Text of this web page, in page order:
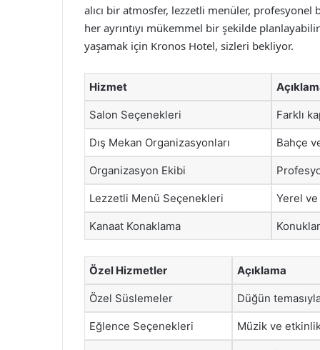
alıcı bir atmosfer, lezzetli menüler,
her ayrıntıyı mükemmel bir şekilde
yaşamak için Kronos Hotel, sizleri bekliyor.
Hizmet
Salon Seçenekleri Farklı
Dış Mekan Organizasyonları Bahçe
Organizasyon Ekibi
Lezzetli Menü Seçenekleri Yerel
Kanaat Konaklama
Özel Hizmetler Açıklama
Özel Süslemeler Düğün
Eğlence Seçenekleri Müzik ve